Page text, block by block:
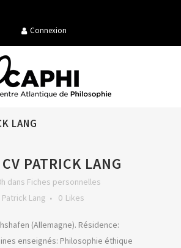
Connexion
LANG
CV PATRICK LANG
dans Fiches personnelles
Patrick Lang 0 Likes
(Allemagne). Résidence:
enseignés: Philosophie éthique